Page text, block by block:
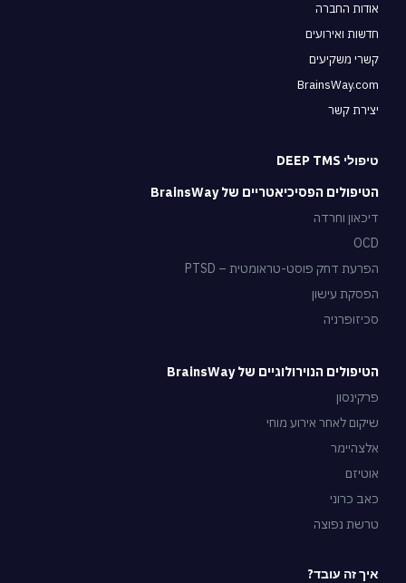
אודות החברה
חדשות ואירועים
קשרי משקיעים
BrainsWay.com
יצירת קשר
טיפולי DEEP TMS
הטיפולים הפסיכיאטריים של BrainsWay
דיכאון וחרדה
OCD
הפרעת דחק פוסט-טראומטית – PTSD
הפסקת עישון
סכיזופרניה
הטיפולים הנוירולוגיים של BrainsWay
פרקינסון
שיקום לאחר אירוע מוחי
אלצהיימר
אוטיזם
כאב כרוני
טרשת נפוצה
איך זה עובד?